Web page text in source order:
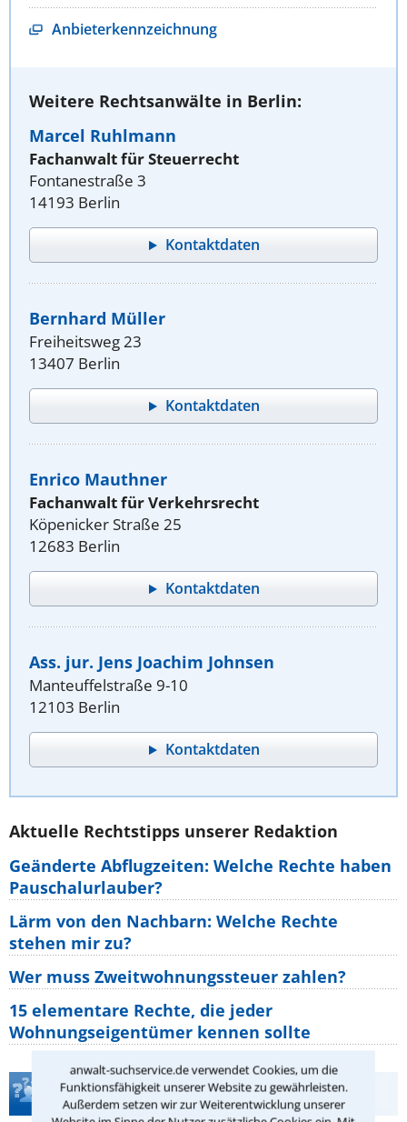
anwalt-suchservice.de verwendet Cookies, um die
Funktionsfähigkeit unserer Website zu gewährleisten.
Außerdem setzen wir zur Weiterentwicklung unserer
Anbieterkennzeichnung
Weitere Rechtsanwälte in Berlin:
Marcel Ruhlmann
Fachanwalt für Steuerrecht
Fontanestraße 3
14193 Berlin
Kontaktdaten
Bernhard Müller
Freiheitsweg 23
13407 Berlin
Kontaktdaten
Enrico Mauthner
Fachanwalt für Verkehrsrecht
Köpenicker Straße 25
12683 Berlin
Kontaktdaten
Ass. jur. Jens Joachim Johnsen
Manteuffelstraße 9-10
12103 Berlin
Kontaktdaten
Aktuelle Rechtstipps unserer Redaktion
Geänderte Abflugzeiten: Welche Rechte haben
Pauschalurlauber?
Lärm von den Nachbarn: Welche Rechte
stehen mir zu?
Wer muss Zweitwohnungssteuer zahlen?
15 elementare Rechte, die jeder
Wohnungseigentümer kennen sollte
Teste Dein Rechtswissen